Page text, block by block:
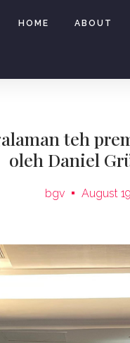
HOME ABOUT
teh
oleh Daniel
bgv August